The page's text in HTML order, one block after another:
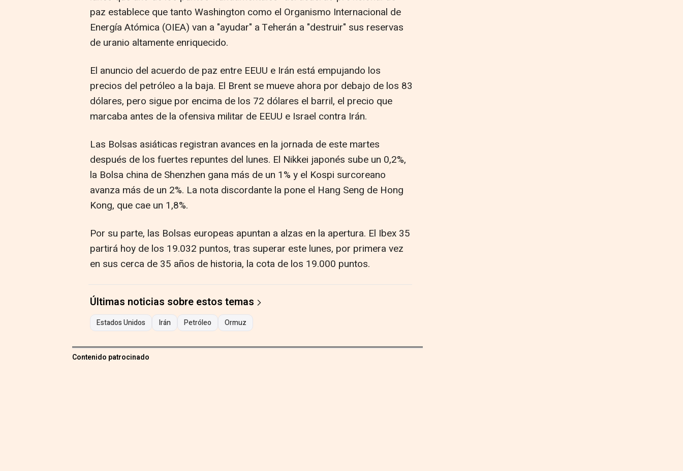
paz establece que tanto Washington como el Organismo Internacional de
Energía Atómica (OIEA) van a "ayudar" a Teherán a "destruir" sus reservas
de uranio altamente enriquecido.
El anuncio del acuerdo de paz entre EEUU e Irán está empujando los
precios del petróleo a la baja. El Brent se mueve ahora por debajo de los 83
dólares, pero sigue por encima de los 72 dólares el barril, el precio que
marcaba antes de la ofensiva militar de EEUU e Israel contra Irán.
Las Bolsas asiáticas registran avances en la jornada de este martes
después de los fuertes repuntes del lunes. El Nikkei japonés sube un 0,2%,
la Bolsa china de Shenzhen gana más de un 1% y el Kospi surcoreano
avanza más de un 2%. La nota discordante la pone el Hang Seng de Hong
Kong, que cae un 1,8%.
Por su parte, las Bolsas europeas apuntan a alzas en la apertura. El Ibex 35
partirá hoy de los 19.032 puntos, tras superar este lunes, por primera vez
en sus cerca de 35 años de historia, la cota de los 19.000 puntos.
Últimas noticias sobre estos temas
Estados Unidos Irán Petróleo Ormuz
Contenido patrocinado